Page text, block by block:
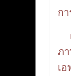
ก
ภ
เ